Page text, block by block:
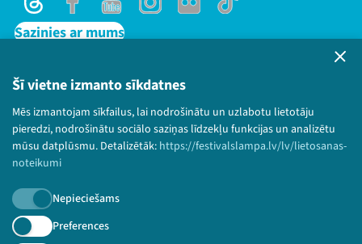
Šī vietne izmanto sīkdatnes
Mēs izmantojam sīkfailus, lai nodrošinātu un uzlabotu lietotāju
pieredzi, nodrošinātu sociālo saziņas līdzekļu funkcijas un analizētu
mūsu datplūsmu. Detalizētāk: https://festivalslampa.lv/lv/lietosanas-
noteikumi
Nepieciešams
Preferences
ThreadsFacebookYoutubeInstagram
Flick TikTok
Sazinies ar mums
Lietošanas noteikumi un sīkdatņu politika
Bērnu aizsardzības politika
© 2026 Sarunu festivāls LAMPA Visas tiesības
paturētas.
Piesakies jaunumiem!